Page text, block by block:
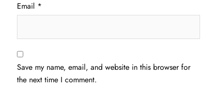
Email *
Save my name, email, and website in this browser for
the next time I comment.